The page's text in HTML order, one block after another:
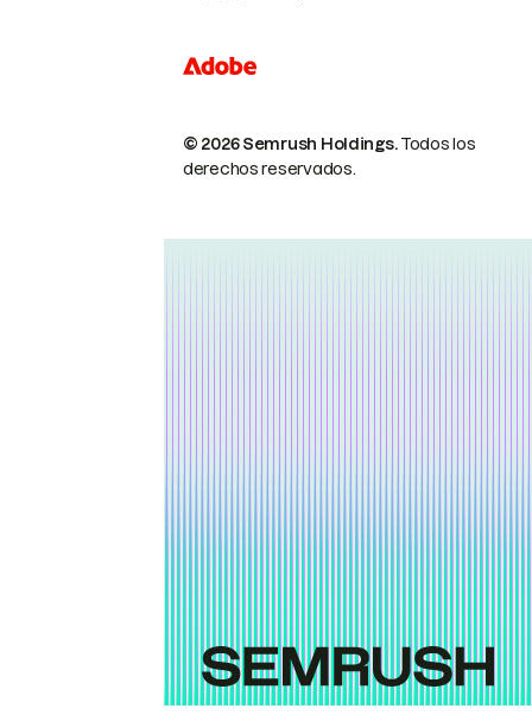
© 2026 Semrush Holdings.Todos los
derechos reservados.